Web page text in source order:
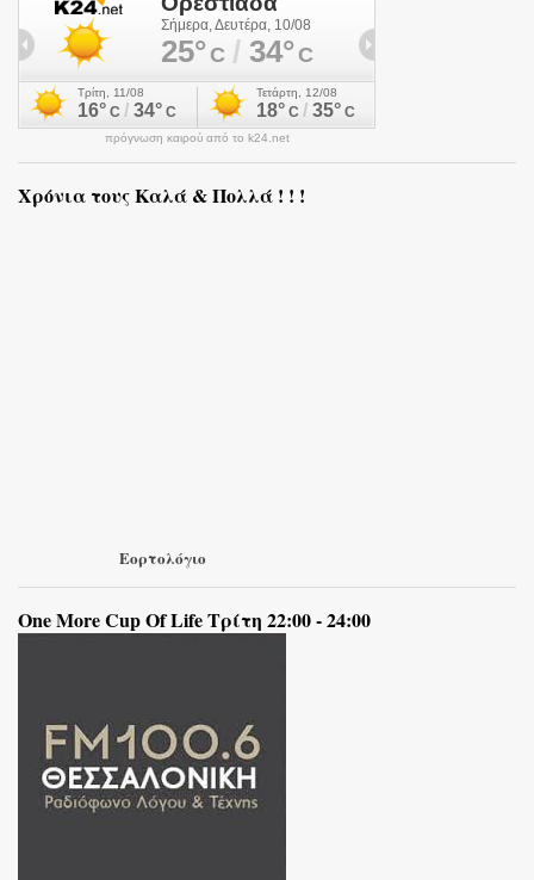
πρόγνωση καιρού από το k24.net
Χρόνια τους Καλά & Πολλά ! ! !
Εορτολόγιο
One More Cup Of Life Τρίτη 22:00 - 24:00